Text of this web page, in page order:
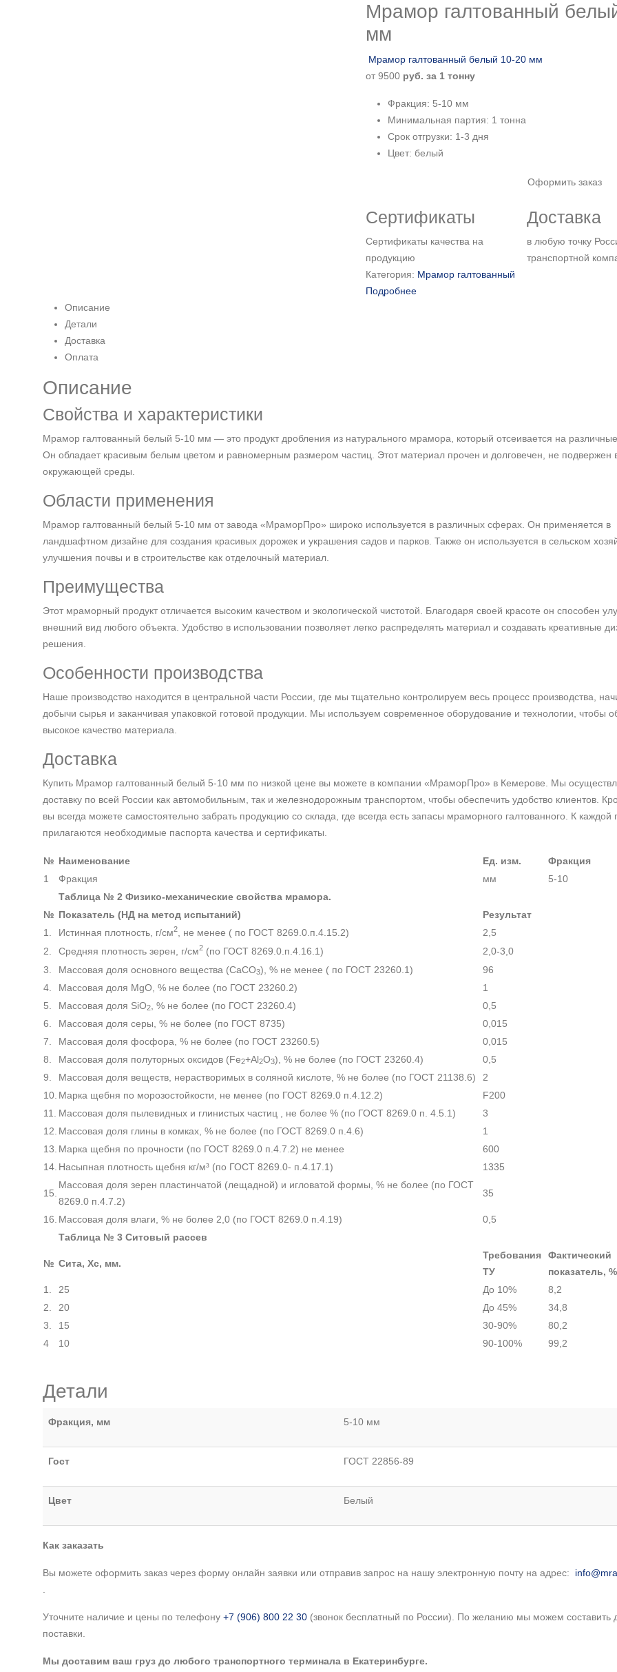
Мрамор галтованный
мм
Мрамор галтованный белый 10-20 мм
от 9500 руб. за 1 тонну
Фракция: 5-10 мм
Минимальная партия: 1 тонна
Срок отгрузки: 1-3 дня
Цвет: белый
Оформить заказ
Сертификаты
Сертификаты качества на
продукцию
Доставка
в любую точку
транспортной
Категория: Мрамор галтованный
Подробнее
Описание
Детали
Доставка
Оплата
Описание
Свойства и характеристики
Мрамор галтованный белый 5-10 мм — это продукт дробления из натурального мрамора, который отсеивается на
Он обладает красивым белым цветом и равномерным размером частиц. Этот материал прочен и долговечен, не подвержен
окружающей среды.
Области применения
Мрамор галтованный белый 5-10 мм от завода «МраморПро» широко используется в различных сферах. Он применяется в
ландшафтном дизайне для создания красивых дорожек и украшения садов и парков. Также он используется в сельском
улучшения почвы и в строительстве как отделочный материал.
Преимущества
Этот мраморный продукт отличается высоким качеством и экологической чистотой. Благодаря своей красоте он способен
внешний вид любого объекта. Удобство в использовании позволяет легко распределять материал и создавать креативные
решения.
Особенности производства
Наше производство находится в центральной части России, где мы тщательно контролируем весь процесс производства,
добычи сырья и заканчивая упаковкой готовой продукции. Мы используем современное оборудование и технологии, чтобы
высокое качество материала.
Доставка
Купить Мрамор галтованный белый 5-10 мм по низкой цене вы можете в компании «МраморПро» в Кемерове. Мы
доставку по всей России как автомобильным, так и железнодорожным транспортом, чтобы обеспечить удобство клиентов.
вы всегда можете самостоятельно забрать продукцию со склада, где всегда есть запасы мраморного галтованного. К каждой
прилагаются необходимые паспорта качества и сертификаты.
№ Наименование Ед. изм.
Фракция
1
Фракция мм
5-10
Таблица № 2 Физико-механические свойства мрамора.
№ Показатель (НД на метод испытаний)
Результат
1.
Истинная плотность, г/см2 , не менее ( по ГОСТ 8269.0.п.4.15.2)
2,5
2.
Средняя плотность зерен, г/см2 (по ГОСТ 8269.0.п.4.16.1)
2,0-3,0
3.
Массовая доля основного вещества (CaCО3), % не менее ( по ГОСТ 23260.1)
96
4.
Массовая доля MgO, % не более (по ГОСТ 23260.2)
1
5.
Массовая доля SiO2 , % не более (по ГОСТ 23260.4)
0,5
6.
Массовая доля серы, % не более (по ГОСТ 8735)
0,015
7.
Массовая доля фосфора, % не более (по ГОСТ 23260.5)
0,015
8.
Массовая доля полуторных оксидов (Fe2+Al2O3), % не более (по ГОСТ 23260.4)
0,5
9.
Массовая доля веществ, нерастворимых в соляной кислоте, % не более (по ГОСТ 21138.6)
2
10. Марка щебня по морозостойкости, не менее (по ГОСТ 8269.0 п.4.12.2)
F200
11.
Массовая доля пылевидных и глинистых частиц , не более % (по ГОСТ 8269.0 п. 4.5.1)
3
12. Массовая доля глины в комках, % не более (по ГОСТ 8269.0 п.4.6)
1
13. Марка щебня по прочности (по ГОСТ 8269.0 п.4.7.2) не менее
600
14. Насыпная плотность щебня кг/м³ (по ГОСТ 8269.0- п.4.17.1) 1335
15.
Массовая доля зерен пластинчатой (лещадной) и игловатой формы, % не более (по ГОСТ
8269.0 п.4.7.2)
35
16. Массовая доля влаги, % не более 2,0 (по ГОСТ 8269.0 п.4.19)
0,5
Таблица № 3 Ситовый рассев
№ Сита, Хс, мм.
Требования
ТУ
Фактический
показатель, %
1.
25 До 10%
8,2
2.
20 До 45%
34,8
3.
15 30-90%
80,2
4
10 90-100% 99,2
Детали
Фракция, мм 5-10 мм
Гост ГОСТ 22856-89
Цвет Белый
Как заказать
Вы можете оформить заказ через форму онлайн заявки или отправив запрос на нашу электронную почту на адрес:
Уточните наличие и цены по телефону +7 (906) 800 22 30 (звонок бесплатный по России). По желанию мы можем составить
поставки.
Мы доставим ваш груз до любого транспортного терминала в Екатеринбурге.